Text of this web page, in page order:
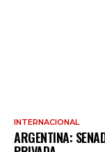
INTERNACIONAL
ARGENTINA: